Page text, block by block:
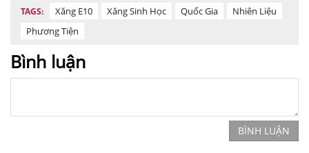
TAGS: Xăng E10 Xăng Sinh Học Quốc Gia
Nhiên Liệu
Phương Tiện
Bình luận
BÌNH LUẬN